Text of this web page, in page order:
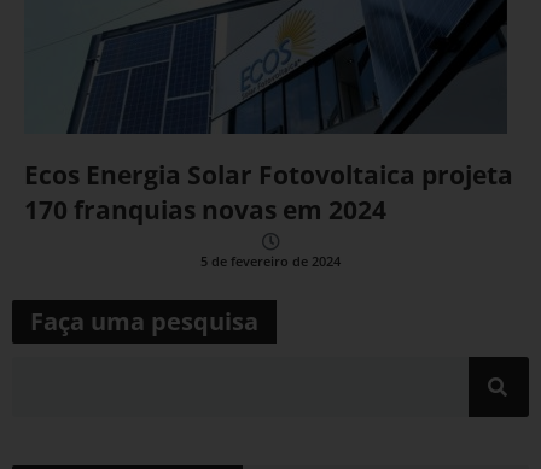
Ecos Energia Solar Fotovoltaica projeta
170 franquias novas em 2024
5 de fevereiro de 2024
Faça uma pesquisa